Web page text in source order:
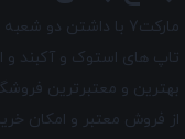
مارکت7 با داشتن
تاپ‌ های استوک و آکبند و
بهترین و معتبرترین
از فروش معتبر و امکان